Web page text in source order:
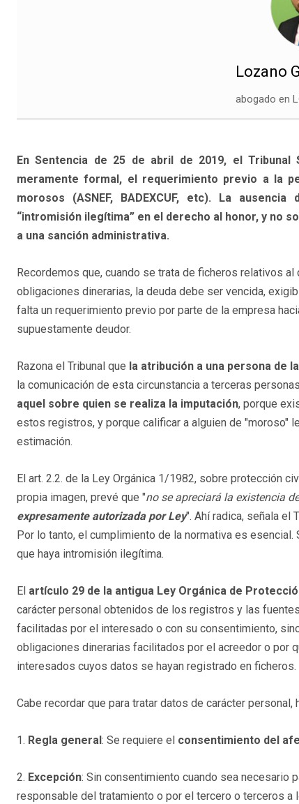
Lozano
abogado en
En Sentencia de 25 de abril de 2019, el
meramente formal, el requerimiento previo a la
morosos (ASNEF, BADEXCUF, etc). La
“intromisión ilegítima” en el derecho al honor, y no
a una sanción administrativa.
Recordemos que, cuando se trata de ficheros relativos al
obligaciones dinerarias, la deuda debe ser vencida,
falta un requerimiento previo por parte de la empresa
supuestamente deudor.
Razona el Tribunal que la atribución a una persona de
la comunicación de esta circunstancia a terceras
aquel sobre quien se realiza la imputación, porque
estos registros, y porque calificar a alguien de "moroso"
estimación.
El art. 2.2. de la Ley Orgánica 1/1982, sobre protección
propia imagen, prevé que "no se apreciará la existencia
expresamente autorizada por Ley". Ahí radica, señala el
Por lo tanto, el cumplimiento de la normativa es
que haya intromisión ilegítima.
El artículo 29 de la antigua Ley Orgánica de
carácter personal obtenidos de los registros y las
facilitadas por el interesado o con su consentimiento,
obligaciones dinerarias facilitados por el acreedor o por
interesados cuyos datos se hayan registrado en ficheros.
Cabe recordar que para tratar datos de carácter personal,
1. Regla general : Se requiere el consentimiento del
2. Excepción: Sin consentimiento cuando sea necesario
responsable del tratamiento o por el tercero o terceros